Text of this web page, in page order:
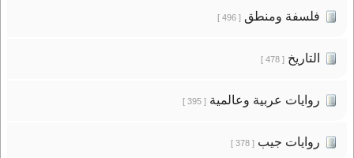
فلسفة ومنطق[ 496 ]
التاريخ[ 478 ]
روايات عربية وعالمية[ 395 ]
روايات جيب[ 378 ]